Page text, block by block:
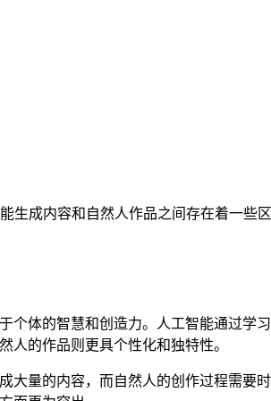
成内容和自然人作品之间存在着一些
体的智慧和创造力。人工智能通过学
人的作品则更具个性化和独特性。
量的内容，而自然人的创作过程需要